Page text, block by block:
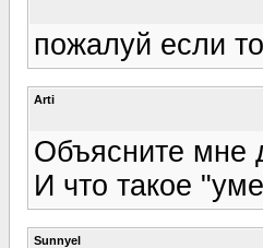
пожалуй если
Arti
Объясните мне
И что такое
Sunnyel